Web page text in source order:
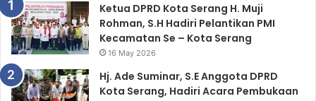
o
r
:
Ketua DPRD Kota Serang H. Muji
Rohman, S.H Hadiri Pelantikan PMI
Kecamatan Se – Kota Serang
16 May 2026
Hj. Ade Suminar, S.E Anggota DPRD
Kota Serang, Hadiri Acara Pembukaan